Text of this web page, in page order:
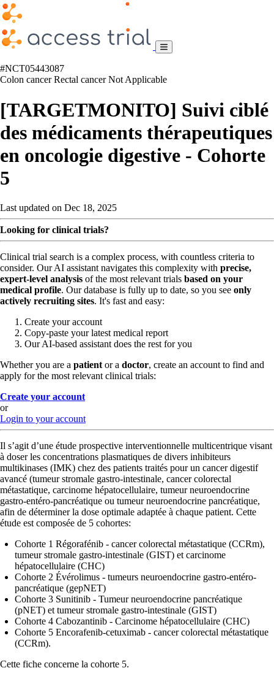
#NCT05443087
Colon cancerRectal cancerNot Applicable
[TARGETMONITO] Suivi ciblé
des médicaments thérapeutiques
en oncologie digestive - Cohorte
5
Last updated on Dec 18, 2025
Looking for clinical trials?
Clinical trial search is a complex process, with countless criteria to
consider. Our AI assistant navigates this complexity with precise,
expert-level analysis of the most relevant trials based on your
medical profile. Our database is fully up to date, so you see only
actively recruiting sites. It's fast and easy:
Create your account
Copy-paste your latest medical report
Our AI-based assistant does the rest for you
Whether you are a patient or a doctor, create an account to find and
apply for the most relevant clinical trials:
Create your account
or
Login to your account
Il s’agit d’une étude prospective interventionnelle multicentrique visant
à doser les concentrations plasmatiques de divers inhibiteurs
multikinases (IMK) chez des patients traités pour un cancer digestif
avancé (tumeur stromale gastro-intestinale, cancer colorectal
métastatique, carcinome hépatocellulaire, tumeur neuroendocrine
gastro-entéro-pancréatique ou tumeur neuroendocrine pancréatique,
afin de déterminer la dose optimale adaptée à chaque patient. Cette
étude est composée de 5 cohortes:
Cohorte 1 Régorafénib - cancer colorectal métastatique (CCRm),
tumeur stromale gastro-intestinale (GIST) et carcinome
hépatocellulaire (CHC)
Cohorte 2 Évérolimus - tumeurs neuroendocrine gastro-entéro-
pancréatique (gepNET)
Cohorte 3 Sunitinib - Tumeur neuroendocrine pancréatique
(pNET) et tumeur stromale gastro-intestinale (GIST)
Cohorte 4 Cabozantinib - Carcinome hépatocellulaire (CHC)
Cohorte 5 Encorafenib-cetuximab - cancer colorectal métastatique
(CCRm).
Cette fiche concerne la cohorte 5.